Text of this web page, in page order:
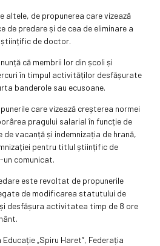
altele, de propunerea care vizează
de predare și de cea de eliminare a
de doctor.
că membrii lor din școli și
în timpul activităților desfășurate
banderole sau ecusoane.
care vizează creșterea normei
pragului salarial în funcție de
de vacanță și indemnizația de hrană,
pentru titlul științific de
comunicat.
este revoltat de propunerile
de modificarea statutului de
desfășura activitatea timp de 8 ore
„Spiru Haret”, Federația